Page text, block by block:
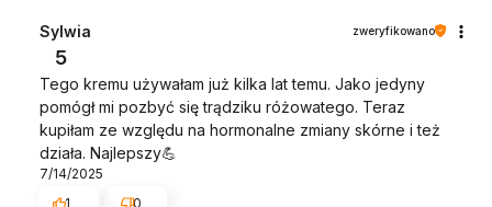
Sylwia zweryfikowano
5
Tego kremu używałam już kilka lat temu. Jako jedyny
pomógł mi pozbyć się trądziku różowatego. Teraz
kupiłam ze względu na hormonalne zmiany skórne i też
działa. Najlepszy💪
7/14/2025
1
0